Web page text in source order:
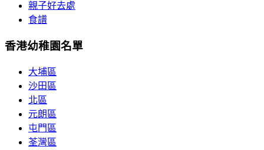
親子好去處
食譜
香港幼稚園名單
大埔區
沙田區
北區
元朗區
屯門區
荃灣區